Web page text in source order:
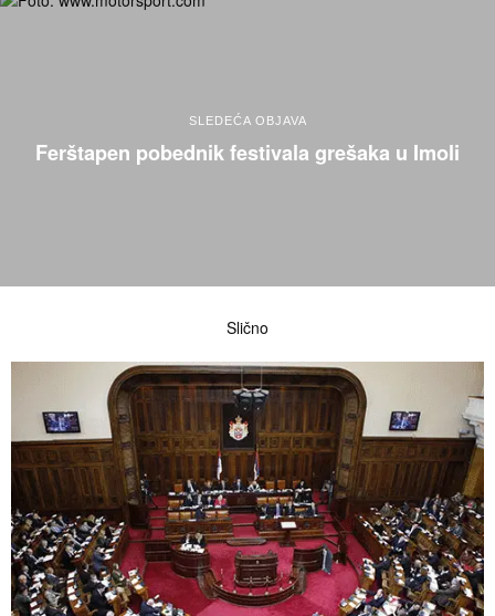
SLEDEĆA OBJAVA
Ferštapen pobednik festivala grešaka u Imoli
Slično